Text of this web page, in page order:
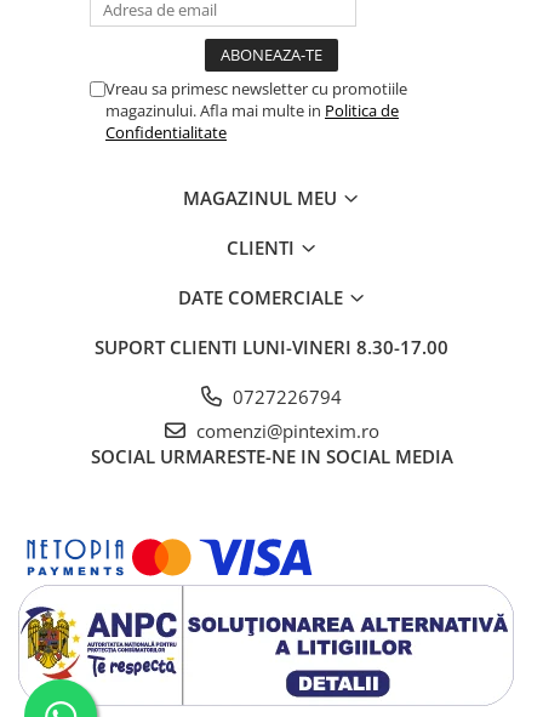
Truse geometrie
Markere evidentiatoare text
Markere permanente
Carti si jocuri pentru copii
Carti de colorat si povestit
Jocuri / Party
Pachete scolare
Produse curatenie
Instrumente de scris
Carioci
Cerneala si rezerva pentru stilou
Vreau sa primesc newsletter cu promotiile
magazinului. Afla mai multe in Politica de
Confidentialitate
MAGAZINUL MEU
CLIENTI
DATE COMERCIALE
SUPORT CLIENTI LUNI-VINERI 8.30-17.00
0727226794
comenzi@pintexim.ro
SOCIAL URMARESTE-NE IN SOCIAL MEDIA